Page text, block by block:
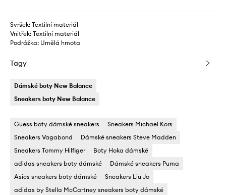
Svršek: Textilní materiál
Vnitřek: Textilní materiál
Podrážka: Umělá hmota
Tagy
Dámské boty New Balance
Sneakers boty New Balance
Guess boty dámské sneakers
Sneakers Michael Kors
Sneakers Vagabond
Dámské sneakers Steve Madden
Sneakers Tommy Hilfiger
Boty Hoka dámské
adidas sneakers boty dámské
Dámské sneakers Puma
Asics sneakers boty dámské
Sneakers Liu Jo
adidas by Stella McCartney sneakers boty dámské